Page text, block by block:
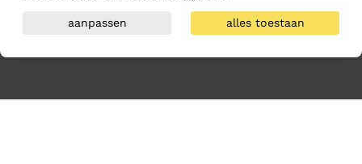
aanpassen alles toestaan